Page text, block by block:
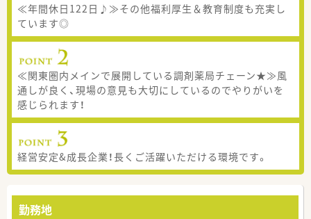
≪年間休日122日♪≫その他福利厚生＆教育制度も充実し
ています◎
≪関東圏内メインで展開している調剤薬局チェーン★≫風
通しが良く、現場の意見も大切にしているのでやりがいを
感じられます！
経営安定&成長企業！長くご活躍いただける環境です。
勤務地